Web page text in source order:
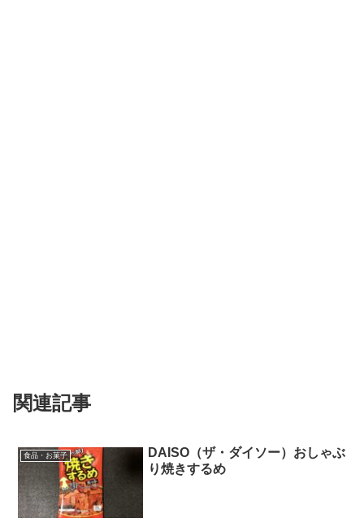
関連記事
食品・お菓子
DAISO（ザ・ダイソー）おしゃぶ
り焼きするめ